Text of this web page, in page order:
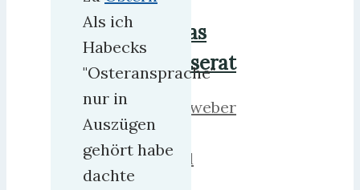
Das
Inserat
herrweber
April
Als ich
Habecks
"Osteransprache"
nur in
Auszügen
gehört habe
dachte